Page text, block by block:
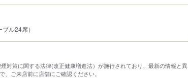
ル24席）
対策に関する法律(改正健康増進法）が施行されており、最新の情報と異
、ご来店前に店舗にご確認ください。